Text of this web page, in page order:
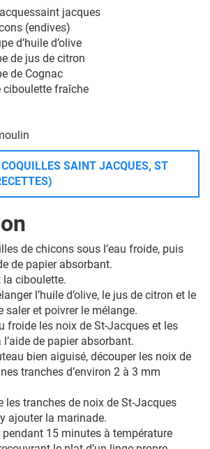
jacques
(endives)
d’huile d’olive
de jus de citron
de Cognac
ciboulette fraîche
SAINT JACQUES, ST
de chicons sous l’eau froide, puis
de papier absorbant.
la ciboulette.
l’huile d’olive, le jus de citron et le
saler et poivrer le mélange.
froide les noix de St-Jacques et les
de papier absorbant.
bien aiguisé, découper les noix de
tranches d’environ 2 à 3 mm
les tranches de noix de St-Jacques
ajouter la marinade.
pendant 15 minutes à température